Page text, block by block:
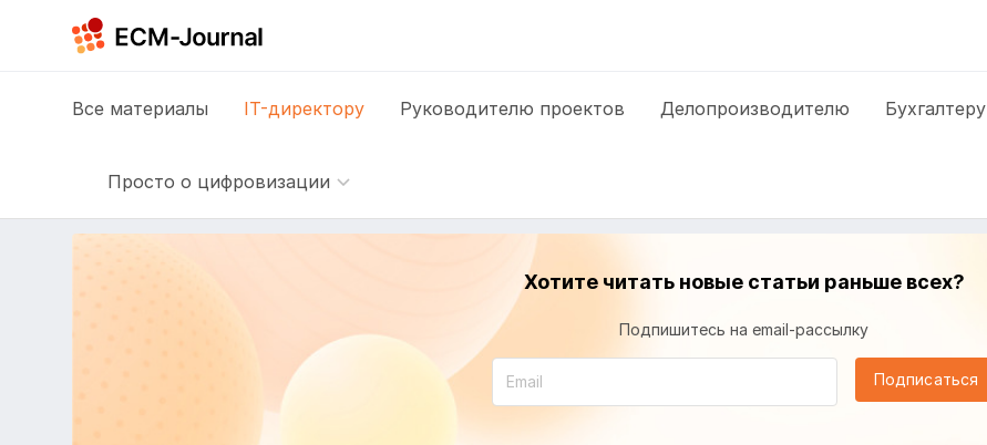
Все материалы IT-директору Руководителю проектов Делопроизводителю Бухгалтеру
Просто о цифровизации
Хотите читать новые статьи раньше всех?
Подпишитесь на email-рассылку
Подписаться